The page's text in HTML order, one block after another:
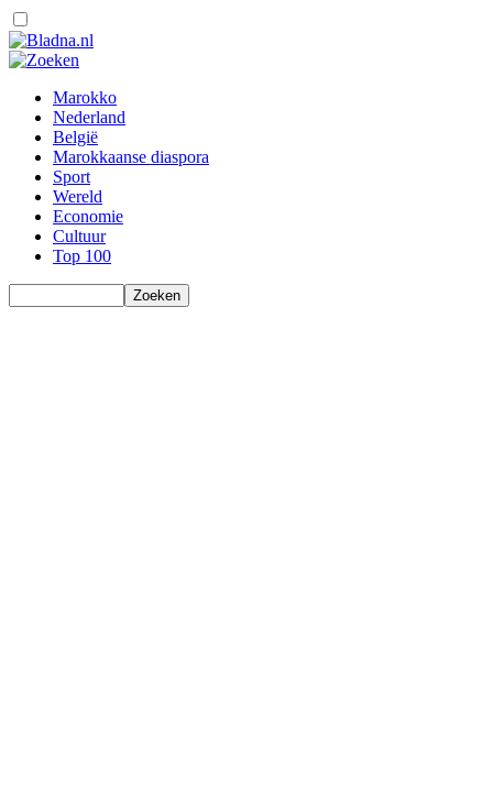
Marokko
Nederland
België
Marokkaanse diaspora
Sport
Wereld
Economie
Cultuur
Top 100